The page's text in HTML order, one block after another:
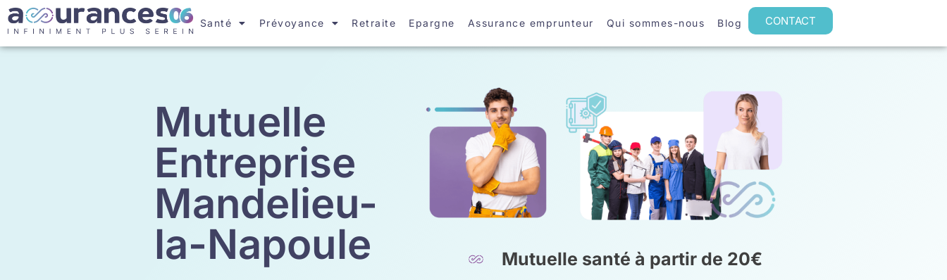
Santé Prévoyance Retraite Epargne Assurance emprunteur Qui sommes-nous Blog CONTACT
Mutuelle
Entreprise
Mandelieu-
la-Napoule
Mutuelle santé à partir de 20€